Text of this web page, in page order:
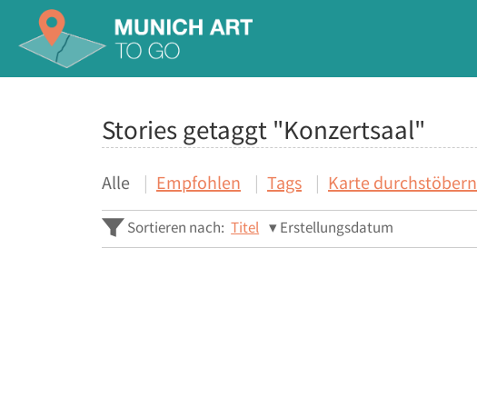
Stories getaggt "Konzertsaal"
Alle Empfohlen Tags Karte durchstöbern
Sortieren nach: Titel Erstellungsdatum